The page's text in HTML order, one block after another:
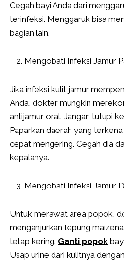
Cegah bayi Anda dari
terinfeksi. Menggaruk bisa
bagian lain.
Mengobati Infeksi Jamur
Jika infeksi kulit jamur
Anda, dokter mungkin
antijamur oral. Jangan tutupi
Paparkan daerah yang
cepat mengering. Cegah dia
kepalanya.
Mengobati Infeksi Jamur
Untuk merawat area popok,
menganjurkan tepung
tetap kering. Ganti popok
Usap urine dari kulitnya